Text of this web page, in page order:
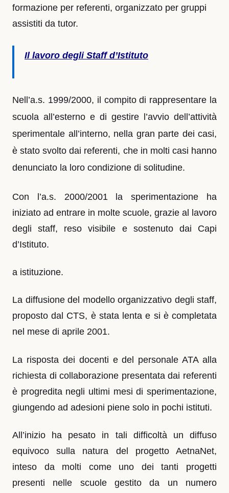
formazione per referenti, organizzato per gruppi
assistiti da tutor.
Il lavoro degli Staff d’Istituto
Nell’a.s. 1999/2000, il compito di rappresentare la
scuola all’esterno e di gestire l’avvio dell’attività
sperimentale all’interno, nella gran parte dei casi,
è stato svolto dai referenti, che in molti casi hanno
denunciato la loro condizione di solitudine.
Con l’a.s. 2000/2001 la sperimentazione ha
iniziato ad entrare in molte scuole, grazie al lavoro
degli staff, reso visibile e sostenuto dai Capi
d’Istituto.
a istituzione.
La diffusione del modello organizzativo degli staff,
proposto dal CTS, è stata lenta e si è completata
nel mese di aprile 2001.
La risposta dei docenti e del personale ATA alla
richiesta di collaborazione presentata dai referenti
è progredita negli ultimi mesi di sperimentazione,
giungendo ad adesioni piene solo in pochi istituti.
All’inizio ha pesato in tali difficoltà un diffuso
equivoco sulla natura del progetto AetnaNet,
inteso da molti come uno dei tanti progetti
presenti nelle scuole gestito da un numero